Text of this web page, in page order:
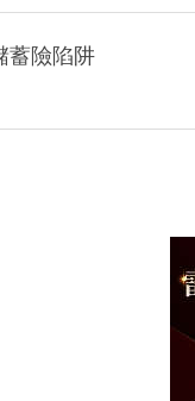
蓄險陷阱